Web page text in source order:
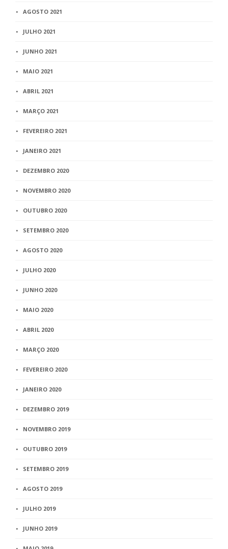
AGOSTO 2021
JULHO 2021
JUNHO 2021
MAIO 2021
ABRIL 2021
MARÇO 2021
FEVEREIRO 2021
JANEIRO 2021
DEZEMBRO 2020
NOVEMBRO 2020
OUTUBRO 2020
SETEMBRO 2020
AGOSTO 2020
JULHO 2020
JUNHO 2020
MAIO 2020
ABRIL 2020
MARÇO 2020
FEVEREIRO 2020
JANEIRO 2020
DEZEMBRO 2019
NOVEMBRO 2019
OUTUBRO 2019
SETEMBRO 2019
AGOSTO 2019
JULHO 2019
JUNHO 2019